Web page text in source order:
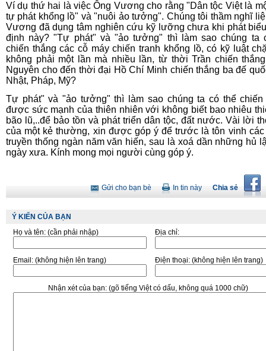
Ví dụ thứ hai là việc Ông Vương cho rằng "Dân tộc Việt là
tự phát khổng lồ" và "nuôi ảo tưởng". Chúng tôi thầm nghĩ
Vương đã dụng tâm nghiên cứu kỹ lưỡng chưa khi phát
định này? "Tự phát" và "ảo tưởng" thì làm sao chúng ta
chiến thắng các cỗ máy chiến tranh khổng lồ, có kỹ luật
không phải một lần mà nhiều lần, từ thời Trần chiến
Nguyên cho đến thời đại Hồ Chí Minh chiến thắng ba đế
Nhật, Pháp, Mỹ?
Tự phát" và "ảo tưởng" thì làm sao chúng ta có thể chiến
được sức mạnh của thiên nhiên với không biết bao nhiêu
bão lũ,..để bảo tồn và phát triển dân tộc, đất nước. Vài lời
của một kẻ thường, xin được góp ý để trước là tôn vinh các
truyền thống ngàn năm văn hiến, sau là xoá dần những hủ
ngày xưa. Kính mong mọi người cùng góp ý.
Chia sẻ
In tin này
Gửi cho bạn bè
Ý KIẾN CỦA BẠN
Họ và tên: (cần phải nhập) Địa chỉ:
Email: (không hiện lên trang) Điện thoại: (không hiện lên trang)
Nhận xét của bạn:(gõ tiếng Việt có dấu, không quá 1000 chữ)